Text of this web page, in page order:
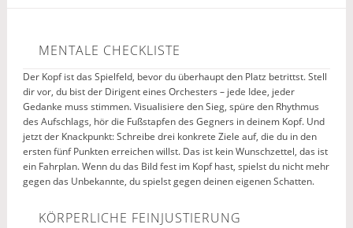
MENTALE CHECKLISTE
Der Kopf ist das Spielfeld, bevor du überhaupt den Platz betrittst. Stell
dir vor, du bist der Dirigent eines Orchesters – jede Idee, jeder
Gedanke muss stimmen. Visualisiere den Sieg, spüre den Rhythmus
des Aufschlags, hör die Fußstapfen des Gegners in deinem Kopf. Und
jetzt der Knackpunkt: Schreibe drei konkrete Ziele auf, die du in den
ersten fünf Punkten erreichen willst. Das ist kein Wunschzettel, das ist
ein Fahrplan. Wenn du das Bild fest im Kopf hast, spielst du nicht mehr
gegen das Unbekannte, du spielst gegen deinen eigenen Schatten.
KÖRPERLICHE FEINJUSTIERUNG